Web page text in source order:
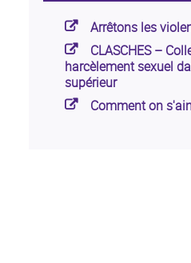
Arrêtons les
CLASCHES –
harcèlement sexuel
supérieur
Comment on